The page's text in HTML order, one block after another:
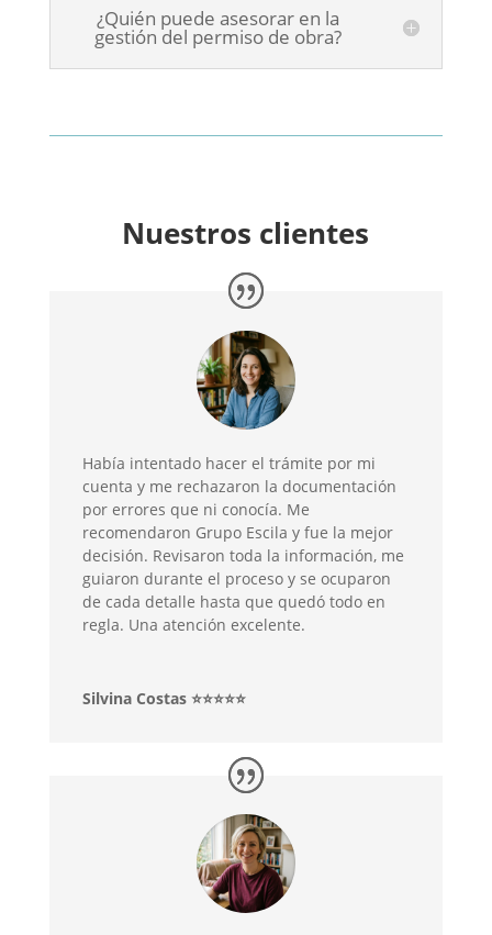
¿Quién puede asesorar en la
gestión del permiso de obra?
Nuestros clientes
Había intentado hacer el trámite por mi
cuenta y me rechazaron la documentación
por errores que ni conocía. Me
recomendaron Grupo Escila y fue la mejor
decisión. Revisaron toda la información, me
guiaron durante el proceso y se ocuparon
de cada detalle hasta que quedó todo en
regla. Una atención excelente.
Silvina Costas ⭐⭐⭐⭐⭐